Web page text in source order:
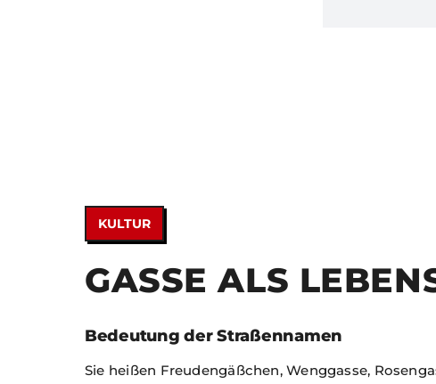
KULTUR
GASSE ALS
Bedeutung der Straßennamen
Sie heißen Freudengäßchen, Wenggasse,